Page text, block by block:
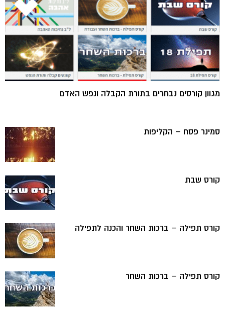
מגוון קורסים נבחרים בתורת הקבלה ונפש האדם
סמינר פסח – הקליפות
קורס שבת
קורס תפילה – ברכות השחר והכנה לתפילה
קורס תפילה – ברכות השחר